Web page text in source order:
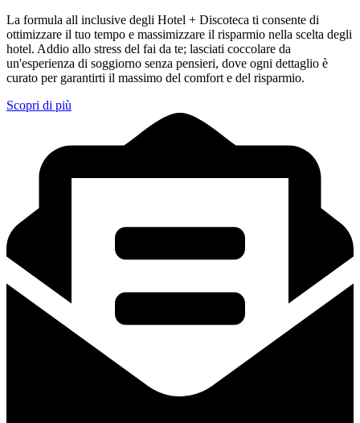
La formula all inclusive degli Hotel + Discoteca ti consente di
ottimizzare il tuo tempo e massimizzare il risparmio nella scelta degli
hotel. Addio allo stress del fai da te; lasciati coccolare da
un'esperienza di soggiorno senza pensieri, dove ogni dettaglio è
curato per garantirti il massimo del comfort e del risparmio.
Scopri di più